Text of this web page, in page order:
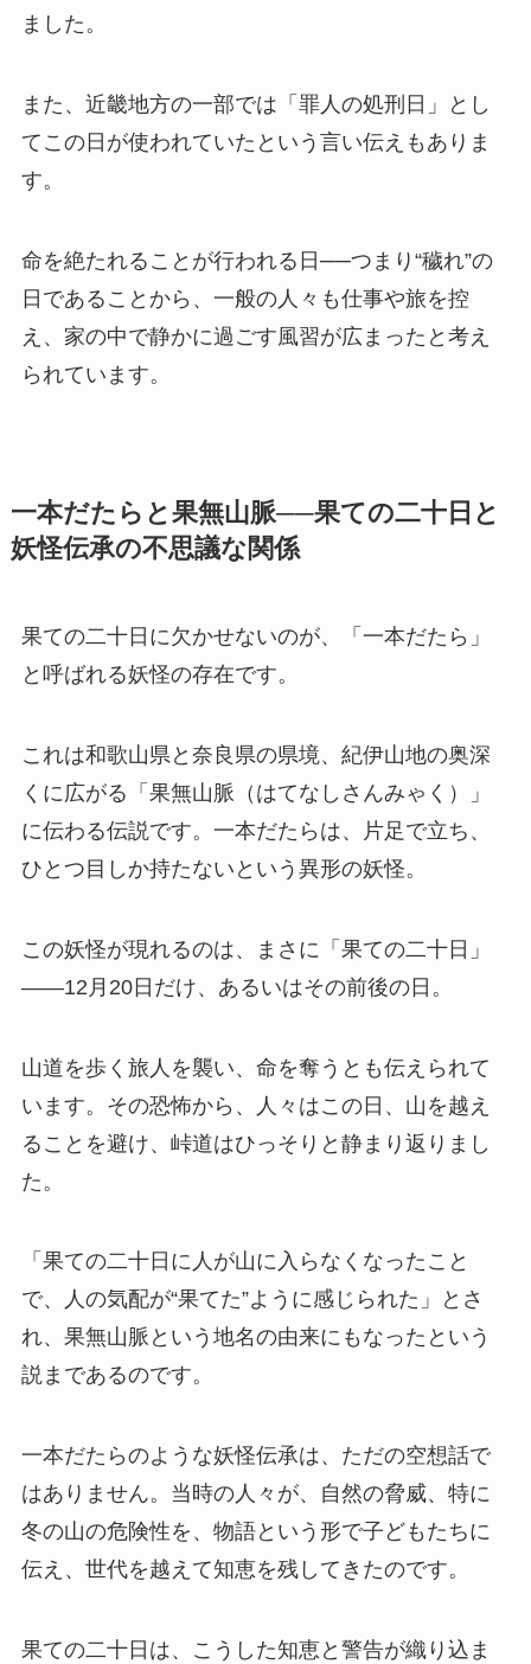
ました。
また、近畿地方の一部では「罪人の処刑日」とし
てこの日が使われていたという言い伝えもありま
す。
命を絶たれることが行われる日──つまり“穢れ”の
日であることから、一般の人々も仕事や旅を控
え、家の中で静かに過ごす風習が広まったと考え
られています。
一本だたらと果無山脈──果ての二十日と
妖怪伝承の不思議な関係
果ての二十日に欠かせないのが、「一本だたら」
と呼ばれる妖怪の存在です。
これは和歌山県と奈良県の県境、紀伊山地の奥深
くに広がる「果無山脈（はてなしさんみゃく）」
に伝わる伝説です。一本だたらは、片足で立ち、
ひとつ目しか持たないという異形の妖怪。
この妖怪が現れるのは、まさに「果ての二十日」
――12月20日だけ、あるいはその前後の日。
山道を歩く旅人を襲い、命を奪うとも伝えられて
います。その恐怖から、人々はこの日、山を越え
ることを避け、峠道はひっそりと静まり返りまし
た。
「果ての二十日に人が山に入らなくなったこと
で、人の気配が“果てた”ように感じられた」とさ
れ、果無山脈という地名の由来にもなったという
説まであるのです。
一本だたらのような妖怪伝承は、ただの空想話で
はありません。当時の人々が、自然の脅威、特に
冬の山の危険性を、物語という形で子どもたちに
伝え、世代を越えて知恵を残してきたのです。
果ての二十日は、こうした知恵と警告が織り込ま